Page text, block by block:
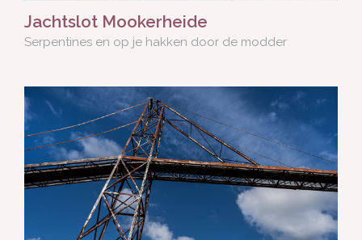
Jachtslot Mookerheide
Serpentines en op je hakken door de modder